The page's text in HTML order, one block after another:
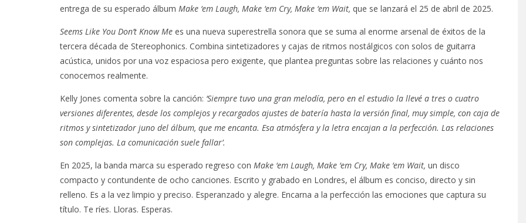
entrega de su esperado álbum Make ‘em Laugh, Make ‘em Cry, Make ‘em Wait, que se lanzará el 25 de abril de 2025.
Seems Like You Don’t Know Me es una nueva superestrella sonora que se suma al enorme arsenal de éxitos de la
tercera década de Stereophonics. Combina sintetizadores y cajas de ritmos nostálgicos con solos de guitarra
acústica, unidos por una voz espaciosa pero exigente, que plantea preguntas sobre las relaciones y cuánto nos
conocemos realmente.
Kelly Jones comenta sobre la canción: ‘Siempre tuvo una gran melodía, pero en el estudio la llevé a tres o cuatro
versiones diferentes, desde los complejos y recargados ajustes de batería hasta la versión final, muy simple, con caja de
ritmos y sintetizador juno del álbum, que me encanta. Esa atmósfera y la letra encajan a la perfección. Las relaciones
son complejas. La comunicación suele fallar’.
En 2025, la banda marca su esperado regreso con Make ‘em Laugh, Make ‘em Cry, Make ‘em Wait, un disco
compacto y contundente de ocho canciones. Escrito y grabado en Londres, el álbum es conciso, directo y sin
relleno. Es a la vez limpio y preciso. Esperanzado y alegre. Encarna a la perfección las emociones que captura su
título. Te ríes. Lloras. Esperas.